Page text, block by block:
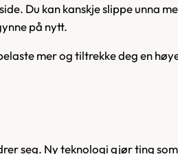
Du kan kanskje slippe unna
på nytt.
mer og tiltrekke deg en
seg. Ny teknologi gjør ting